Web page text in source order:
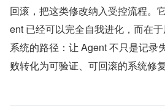
回滚，把这类修改纳入受控流程。
ent 已经可以完全自我进化，而在
系统的路径：让 Agent 不只是记录
败转化为可验证、可回滚的系统修复